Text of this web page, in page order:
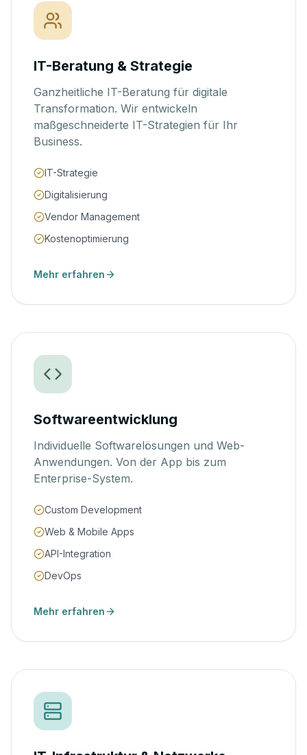
IT-Beratung & Strategie
Ganzheitliche IT-Beratung für digitale
Transformation. Wir entwickeln
maßgeschneiderte IT-Strategien für Ihr
Business.
IT-Strategie
Digitalisierung
Vendor Management
Kostenoptimierung
Mehr erfahren
Softwareentwicklung
Individuelle Softwarelösungen und Web-
Anwendungen. Von der App bis zum
Enterprise-System.
Custom Development
Web & Mobile Apps
API-Integration
DevOps
Mehr erfahren